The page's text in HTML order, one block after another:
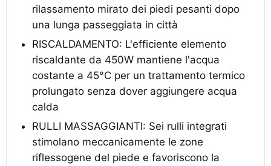
rilassamento mirato dei piedi pesanti dopo
una lunga passeggiata in città
RISCALDAMENTO: L'efficiente elemento
riscaldante da 450W mantiene l'acqua
costante a 45°C per un trattamento termico
prolungato senza dover aggiungere acqua
calda
RULLI MASSAGGIANTI: Sei rulli integrati
stimolano meccanicamente le zone
riflessogene del piede e favoriscono la